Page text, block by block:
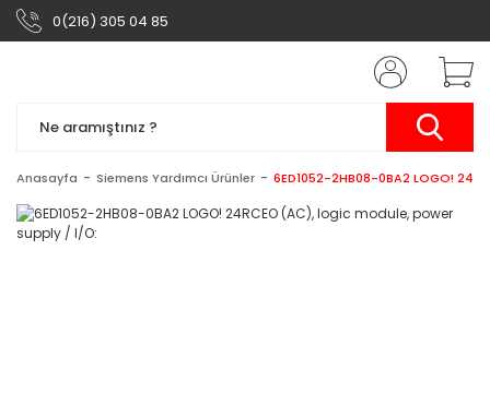
0(216) 305 04 85
Anasayfa Siemens Yardımcı Ürünler 6ED1052-2HB08-0BA2 LOGO!